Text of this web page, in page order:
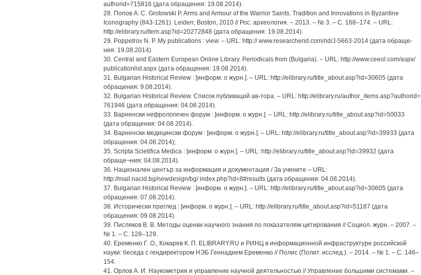
authorid=715816 (дата обращения: 19.08.2014).
28. Попов А. С. Grotowski P. Arms and Armour of the Warrior Saints. Tradition and Innovations in Byzantine
Iconography (843-1261). Leiden; Boston, 2010 // Рос. археология. – 2013. – № 3. – С. 168–174. – URL:
http://elibrary.ru/item.asp?id=20272848 (дата обращения: 19.08.2014).
29. Poppetrov N. P. My publications : view. – URL: http:// www.researcherid.com/rid/J-5663-2014 (дата обраще-
ния: 19.08.2014).
30. Central and Eastern European Online Library. Periodicals from (Bulgaria). – URL: http://www.ceeol.com/aspx/
publicationlist.aspx (дата обращения: 19.08.2014).
31. Bulgarian Historical Review : [информ. о журн.]. – URL: http://elibrary.ru/title_about.asp?id=30605 (дата
обращения: 9.08.2014).
32. Bulgarian Historical Review. Список публикаций ав-тора. – URL: http://elibrary.ru/author_items.asp?authorid=
761946 (дата обращения: 04.08.2014).
33. Варненски нефрологичен форум : [информ. о журн.]. – URL: http://elibrary.ru/title_about.asp?id=50033
(дата обращения: 04.08.2014).
34. Варненски медицински форум : [информ. о журн.]. – URL: http://elibrary.ru/title_about.asp?id=39933 (дата
обращения: 04.08.2014);
35. Scripta Scietifica Medica : [информ. о журн.]. – URL: http://elibrary.ru/title_about.asp?id=39932 (дата
обраще¬ния: 04.08.2014).
36. Национален център за информация и документация / За учените – URL:
http://mail.nacid.bg/newdesign/bg/ index.php?id=8#results (дата обращения: 04.08.2014).
37. Bulgarian Historical Review : [информ. о журн.]. – URL: http://elibrary.ru/title_about.asp?id=30605 (дата
обращения: 07.08.2014).
38. Исторически преглед : [информ. о журн.]. – URL: http://elibrary.ru/title_about.asp?id=51187 (дата
обращения: 09.08.2014).
39. Писляков В. В. Методы оценки научного знания по показателям цитирования // Социол. журн. – 2007. –
№ 1. – С. 128–129.
40. Еременко Г. О., Кокарев К. П. ELIBRARY.RU и РИНЦ в информационной инфраструктуре российской
науки: беседа с гендиректором НЭБ Геннадием Еременко // Полис (Полит. исслед.). – 2014. – № 1. – С. 146–
154.
41. Орлов А. И. Наукометрия и управление научной деятельностью // Управление большими системами. –